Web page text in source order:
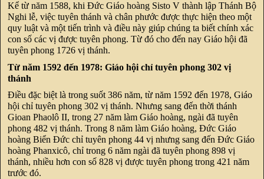
Kể từ năm 1588, khi Đức Giáo hoàng Sisto V thành lập Thánh Bộ
Nghi lễ, việc tuyên thánh và chân phước được thực hiện theo một
quy luật và một tiến trình và điều này giúp chúng ta biết chính xác
con số các vị được tuyên phong. Từ đó cho đến nay Giáo hội đã
tuyên phong 1726 vị thánh.
Từ năm 1592 đến 1978: Giáo hội chỉ tuyên phong 302 vị
thánh
Điều đặc biệt là trong suốt 386 năm, từ năm 1592 đến 1978, Giáo
hội chỉ tuyên phong 302 vị thánh. Nhưng sang đến thời thánh
Gioan Phaolô II, trong 27 năm làm Giáo hoàng, ngài đã tuyên
phong 482 vị thánh. Trong 8 năm làm Giáo hoàng, Đức Giáo
hoàng Biển Đức chỉ tuyên phong 44 vị nhưng sang đến Đức Giáo
hoàng Phanxicô, chỉ trong 6 năm ngài đã tuyên phong 898 vị
thánh, nhiều hơn con số 828 vị được tuyên phong trong 421 năm
trước đó.